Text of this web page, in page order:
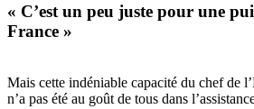
« C’est un peu juste pour une
France »
Mais cette indéniable capacité du chef de l’
n’a pas été au goût de tous dans l’